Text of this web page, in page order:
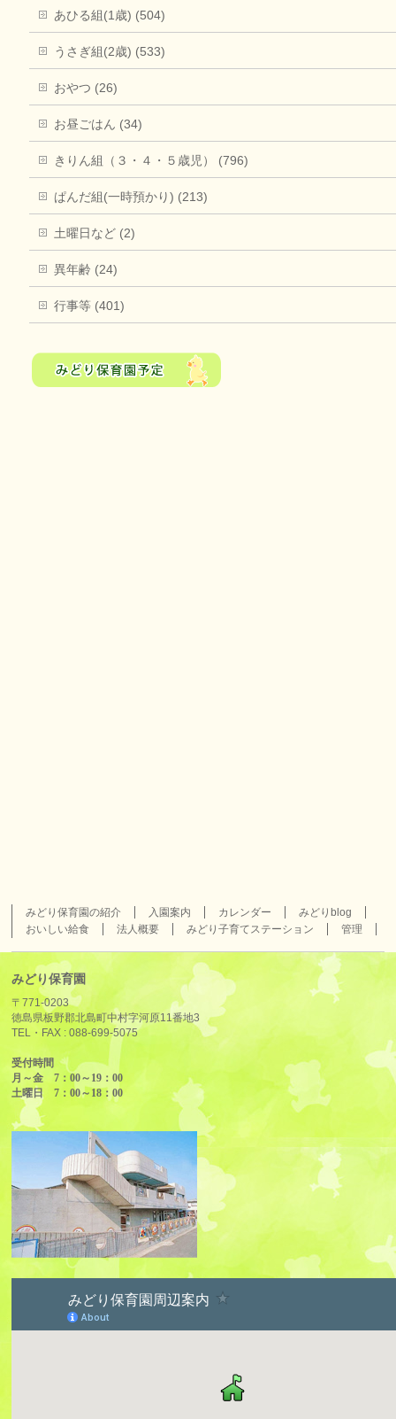
あひる組(1歳) (504)
うさぎ組(2歳) (533)
おやつ (26)
お昼ごはん (34)
きりん組（３・４・５歳児） (796)
ぱんだ組(一時預かり) (213)
土曜日など (2)
異年齢 (24)
行事等 (401)
みどり保育園の紹介 入園案内 カレンダー
みどりblog
おいしい給食
法人概要 みどり子育てステーション 管理
みどり保育園
〒771-0203
徳島県板野郡北島町中村字河原11番地3
TEL・FAX :088-699-5075
受付時間
月～金 7：00～19：00
土曜日 7：00～18：00